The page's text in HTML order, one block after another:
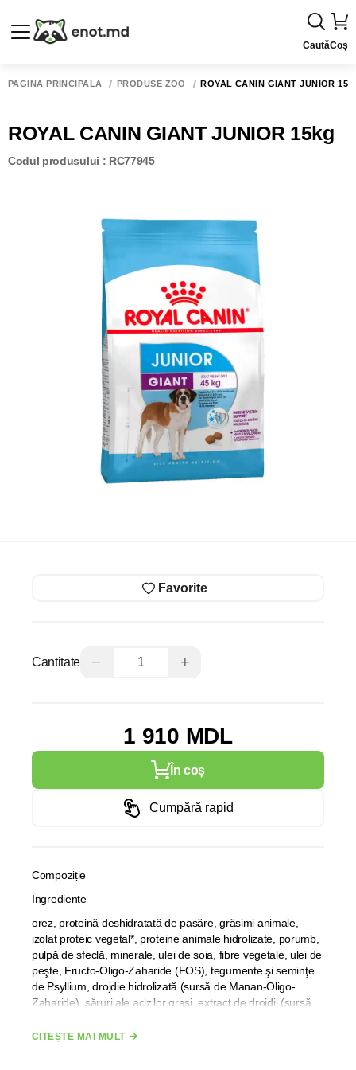
CautăCoș
PAGINA PRINCIPALĂ PRODUSE ZOO ROYAL CANIN GIANT JUNIOR
ROYAL CANIN GIANT JUNIOR 15kg
Codul produsului : RC77945
Favorite
Cantitate − +
1 910 MDL
În coș
Cumpără rapid
Compoziție
Ingrediente
orez, proteină deshidratată de pasăre, grăsimi animale,
izolat proteic vegetal*, proteine animale hidrolizate, porumb,
pulpă de sfeclă, minerale, ulei de soia, fibre vegetale, ulei de
peşte, Fructo-Oligo-Zaharide (FOS), tegumente şi seminţe
de Psyllium, drojdie hidrolizată (sursă de Manan-Oligo-
Zaharide), săruri ale acizilor graşi, extract de drojdii (sursă
Aditivi la kg
CITEȘTE MAI MULT